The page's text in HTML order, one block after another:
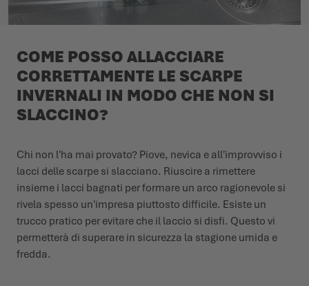
COME POSSO ALLACCIARE
CORRETTAMENTE LE SCARPE
INVERNALI IN MODO CHE NON SI
SLACCINO?
Chi non l'ha mai provato? Piove, nevica e all'improvviso i
lacci delle scarpe si slacciano. Riuscire a rimettere
insieme i lacci bagnati per formare un arco ragionevole si
rivela spesso un'impresa piuttosto difficile. Esiste un
trucco pratico per evitare che il laccio si disfi. Questo vi
permetterà di superare in sicurezza la stagione umida e
fredda.